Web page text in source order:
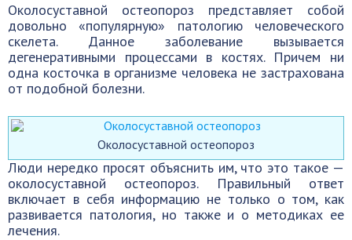
Околосуставной остеопороз представляет собой
довольно «популярную» патологию человеческого
скелета. Данное заболевание вызывается
дегенеративными процессами в костях. Причем ни
одна косточка в организме человека не застрахована
от подобной болезни.
Околосуставной остеопороз
Люди нередко просят объяснить им, что это такое —
околосуставной остеопороз. Правильный ответ
включает в себя информацию не только о том, как
развивается патология, но также и о методиках ее
лечения.